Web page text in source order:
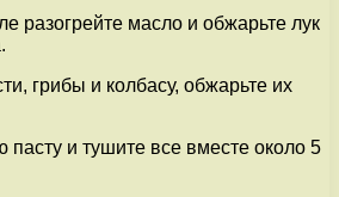
разогрейте масло и обжарьте лук
грибы и колбасу, обжарьте их
пасту и тушите все вместе около 5